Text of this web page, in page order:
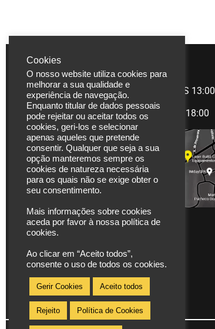
LASERBUILD
Rua Coronel Carlos
Moreira, 825
4470-580 Moreira |
Maia
Portugal
Tel. (+351) 229 480
271
272
*chamada para rede
info@laserbuild.pt
area.electrica2000@gmail.com
HORÁRIO
Manhã 09:00 àS 13:00
Tarde14:00 às 18:00
Cookies
O nosso website utiliza cookies para
melhorar a sua qualidade e
experiência de navegação.
Enquanto titular de dados pessoais
pode rejeitar ou aceitar todos os
cookies, geri-los e selecionar
apenas aqueles que pretende
consentir. Qualquer que seja a sua
opção manteremos sempre os
cookies de natureza necessária
para os quais não se exige obter o
seu consentimento.
Mais informações sobre cookies
aceda por favor à nossa política de
cookies.
Ao clicar em “Aceito todos”,
consente o uso de todos os cookies.
Gerir Cookies Aceito todos
Rejeito Política de Cookies